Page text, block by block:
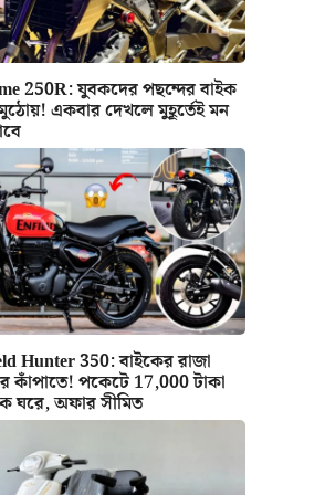
250R: যুবকদের পছন্দের বাইক
একবার দেখলে মুহূর্তেই মন
Hunter 350: বাইকের রাজা
কাঁপাতে! পকেটে 17,000 টাকা
ঘরে, অফার সীমিত